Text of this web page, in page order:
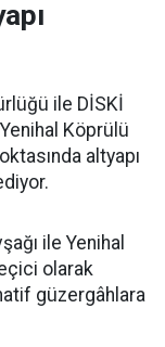
ile DİSKİ
Köprülü
altyapı
ile Yenihal
olarak
güzergâhlara